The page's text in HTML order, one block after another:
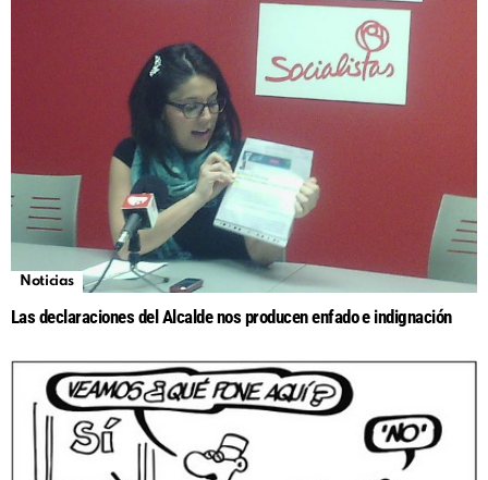
Noticias
Las declaraciones del Alcalde nos producen enfado e indignación